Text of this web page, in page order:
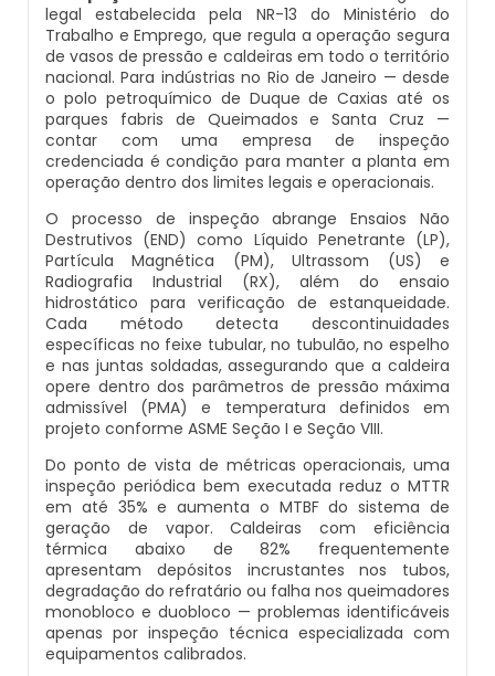
Caldeira Industrial Preço
Caldeira Vertical
Caldeiraria De Fabricação E Montagem Industrial
Caldeiraria Industrial
Caldeiraria Pesada
Caldeiras De Recuperação De Calor Sensivel
Caldeiras E Aquecedores
Caldeiras E Vasos De Pressão
Comprar Caldeira
Controle E Automação De Caldeiras
Curso De Segurança Na Operação De Caldeiras
Inspeção De Segurança Caldeira
Inspeção De Segurança De Caldeiras
Inspeção De Segurança Em Caldeiras
Pressão
Inspeção De Segurança Em Vasos De Pressão
Inspeção Dimensional De Caldeiraria
Inspeção Dimensional De Caldeiraria E Tubulação
Inspeção Em Caldeiras
Inspeção Em Caldeiras Aquatubulares
Inspeção Inicial Em Caldeiras
Inspeção Nas Caldeiras
Manutenção De Caldeiras Em Sp
Manutenção De Caldeiras Industriais
Manutenção Em Caldeiras De Alta Pressão
Manutenção Preventiva Caldeiras
Montagem Caldeiras
Montagem De Caldeiras
Montagem De Caldeiras A Vapor
Montagem De Caldeiras Preço
Montagem De Caldeiras A Gás
Montagem De Caldeiras A Lenha
Montagem De Caldeiras A Pellets
Montagem De Caldeiras De Aquecimento
Caldeira De Vapor Eletrica
Caldeira Em Vapor
Caldeira Geradora De Vapor A Lenha
Caldeira Usada A Venda
Caldeira Vapor A Lenha
Compra E Venda De Caldeiras Usadas
Comprar Caldeira A Vapor
Comprar Caldeira De Vapor
Distribuidor De Caldeira A Vapor
Empresa De Caldeira A Vapor
Fabrica De Caldeira A Vapor
Caldeira Mural A Gás Roca
Comprar Caldeira A Gás
Cotação De Caldeira A Gás
Empresa De Caldeira A Gás
Empresa De Manutenção De Caldeira A Gás
Fornecedor De Caldeira A Gás
Manutenção De Caldeira A Gás
Onde Comprar Caldeira A Gás
Peças Para Caldeira A Gás
Queimador De Caldeira A Gás
Queimador Para Caldeira A Gás
legal estabelecida pela NR-13 do Ministério do
Trabalho e Emprego, que regula a operação segura
de vasos de pressão e caldeiras em todo o território
nacional. Para indústrias no Rio de Janeiro — desde
o polo petroquímico de Duque de Caxias até os
parques fabris de Queimados e Santa Cruz —
contar com uma empresa de inspeção
credenciada é condição para manter a planta em
operação dentro dos limites legais e operacionais.
O processo de inspeção abrange Ensaios Não
Destrutivos (END) como Líquido Penetrante (LP),
Partícula Magnética (PM), Ultrassom (US) e
Radiografia Industrial (RX), além do ensaio
hidrostático para verificação de estanqueidade.
Cada método detecta descontinuidades
específicas no feixe tubular, no tubulão, no espelho
e nas juntas soldadas, assegurando que a caldeira
opere dentro dos parâmetros de pressão máxima
admissível (PMA) e temperatura definidos em
projeto conforme ASME Seção I e Seção VIII.
Do ponto de vista de métricas operacionais, uma
inspeção periódica bem executada reduz o MTTR
em até 35% e aumenta o MTBF do sistema de
geração de vapor. Caldeiras com eficiência
térmica abaixo de 82% frequentemente
apresentam depósitos incrustantes nos tubos,
degradação do refratário ou falha nos queimadores
monobloco e duobloco — problemas identificáveis
apenas por inspeção técnica especializada com
equipamentos calibrados.